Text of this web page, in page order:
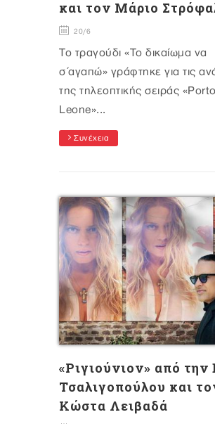
και τον Μάριο
20/6
Το τραγούδι «Το δικαίωμα να
σ΄αγαπώ» γράφτηκε για τις
της τηλεοπτικής σειράς «Porto
Leone»...
Συνέχεια
«Ριγιούνιον» από την
Τσαλιγοπούλου και
Κώστα Λειβαδά